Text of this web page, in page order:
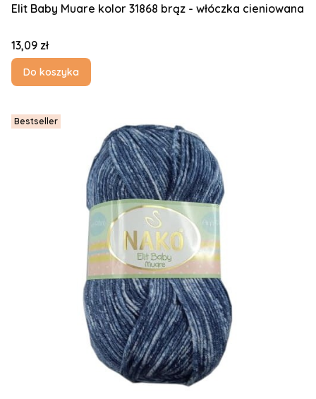
Elit Baby Muare kolor 31868 brąz - włóczka cieniowana
Cena
13,09 zł
Do koszyka
Bestseller